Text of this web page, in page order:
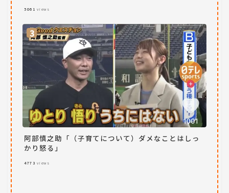
5061 views
阿部慎之助「（子育てについて）ダメなことはしっ
かり怒る」
4773 views